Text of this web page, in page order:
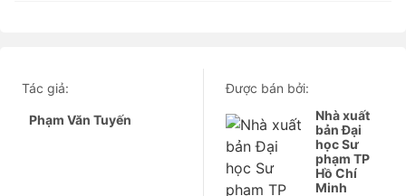
Tác giả:
Phạm Văn Tuyến
Được bán bởi:
Nhà xuất
bản Đại
học Sư
phạm TP
Hồ Chí
Minh